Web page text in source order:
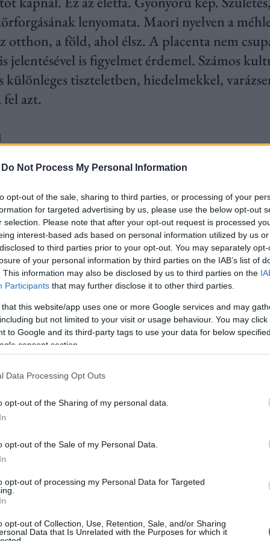
Do Not Process My Personal Information
opt-out of the sale, sharing to third parties, or processing of your
for targeted advertising by us, please use the below opt-out
selection. Please note that after your opt-out request is processed
interest-based ads based on personal information utilized by us
to third parties prior to your opt-out. You may separately
of your personal information by third parties on the IAB’s list of
This information may also be disclosed by us to third parties on the
Participants that may further disclose it to other third parties.
that this website/app uses one or more Google services and may
but not limited to your visit or usage behaviour. You may
to Google and its third-party tags to use your data for below
consent section.
Data Processing Opt Outs
opt-out of the Sharing of my personal data.
opt-out of the Sale of my Personal Data.
opt-out of processing my Personal Data for Targeted
opt-out of Collection, Use, Retention, Sale, and/or Sharing
Data that Is Unrelated with the Purposes for which it
lenyomata. Maori nyelven a
otthon, a föld, ahol élsz. A placenta nem
jelentésével is figyelmet érdemel. Számos
tiszteletben, hiedelmekkel,
azt.
áldott állapot, de az a csodák között a
kapcsolódik. A placenta az anya és a baba
töltve be a kilenc hónap alatt. Fő feladata, hogy
kisbabának, miközben eltávolítja a
és az anya szervezetéből külső segítséggel
számára alapvető biológiai
mint egy funkcionális szerv.
a placentán keresztül a baba speciális
alatt a magzat DNS-e bekerülhet az anyai
a születendő gyermek genetikai állapotát is. De
hogy létezik, hogy bizonyos nőknél az
alatt
marad a